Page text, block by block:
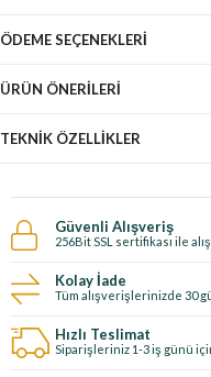
ÖDEME SEÇENEKLERI
ÜRÜN ÖNERILERI
TEKNIK ÖZELLIKLER
Güvenli Alışveriş
256Bit SSL sertifikası ile
Kolay İade
Tüm alışverişlerinizde 30
Hızlı Teslimat
Siparişleriniz 1-3 iş günü